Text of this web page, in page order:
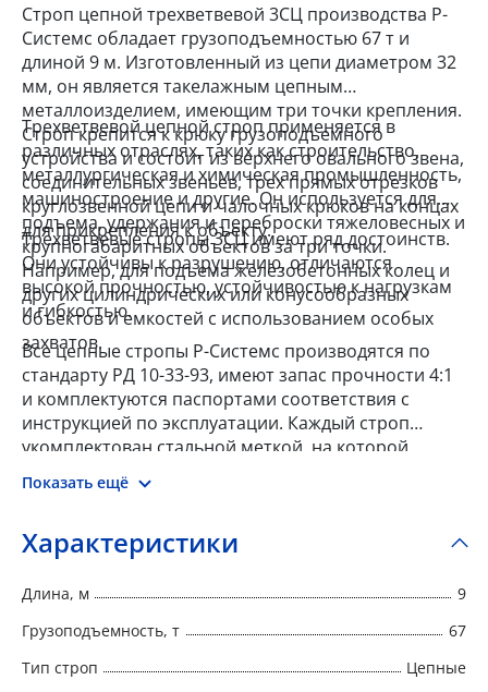
Строп цепной трехветвевой 3СЦ производства Р-
Системс обладает грузоподъемностью 67 т и
длиной 9 м. Изготовленный из цепи диаметром 32
мм, он является такелажным цепным
металлоизделием, имеющим три точки крепления.
Строп крепится к крюку грузоподъемного
устройства и состоит из верхнего овального звена,
соединительных звеньев, трех прямых отрезков
круглозвенной цепи и чалочных крюков на концах
для прикрепления к объекту.
Трехветвевой цепной строп применяется в
различных отраслях, таких как строительство,
металлургическая и химическая промышленность,
машиностроение и другие. Он используется для
подъема, удержания и переброски тяжеловесных и
крупногабаритных объектов за три точки.
Например, для подъема железобетонных колец и
других цилиндрических или конусообразных
объектов и емкостей с использованием особых
захватов.
Трехветвевые стропы 3СЦ имеют ряд достоинств.
Они устойчивы к разрушению, отличаются
высокой прочностью, устойчивостью к нагрузкам
и гибкостью.
Все цепные стропы Р-Системс производятся по
стандарту РД 10-33-93, имеют запас прочности 4:1
и комплектуются паспортами соответствия с
инструкцией по эксплуатации. Каждый строп
укомплектован стальной меткой, на которой
указан номер, тип, г/п, длина, запас прочности,
дата производства и наименование изготовителя.
Показать ещё
Характеристики
Длина, м
9
Грузоподъемность, т
67
Тип строп
Цепные